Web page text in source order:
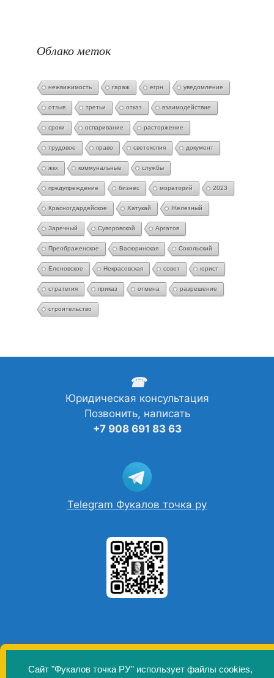
Сайт "Фукалов точка РУ" использует файлы cookies,
Облако меток
нежвижимость гараж егрн уведомление
отзыв третьи отказ взаимодействие
сроки оспаривание расторжение
трудовое право светокопия документ
жкх коммунальные службы
предупреждение бизнес мораторий 2023
Красногдардейское Хатукай Железный
Заречный Суворовской Аргатов
Преображенское Васюринская Сокольский
Еленовское Некрасовская совет юрист
стратегия приказ отмена разрешение
строительство
☎
Юридическая консультация
Позвонить, написать
+7 908 691 83 63
Telegram Фукалов точка ру